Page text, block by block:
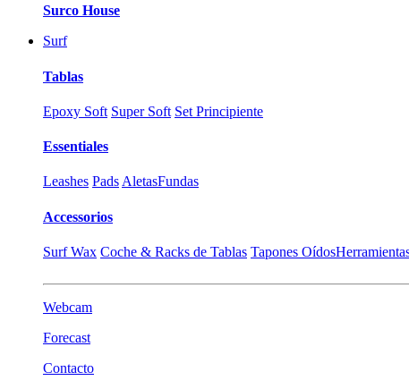
Surco House
Surf
Tablas
Epoxy Soft Super Soft Set Principiente
Essentiales
Leashes Pads AletasFundas
Accessorios
Surf Wax Coche & Racks de Tablas Tapones Oídos
Webcam
Forecast
Contacto